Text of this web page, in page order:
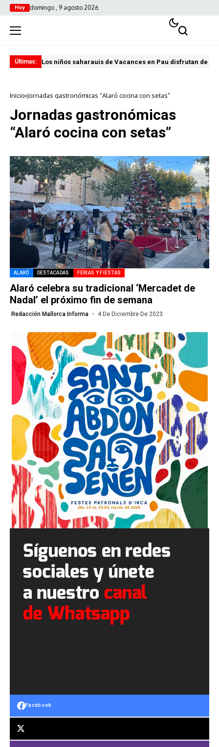
Hoy domingo , 9 agosto 2026
Últimas: Los niños saharauis de Vacances en Pau disfrutan de
Inicio Jornadas gastronómicas “Alaró cocina con setas”
Jornadas gastronómicas
“Alaró cocina con setas”
ALARÓ DESTACADAS FERIAS Y FIESTAS
Alaró celebra su tradicional ‘Mercadet de
Nadal’ el próximo fin de semana
Redacción Mallorca Informa 4 De Diciembre De 2023
Facebook